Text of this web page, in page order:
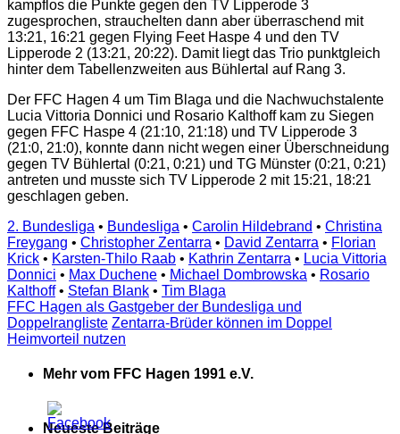
kampflos die Punkte gegen den TV Lipperode 3
zugesprochen, strauchelten dann aber überraschend mit
13:21, 16:21 gegen Flying Feet Haspe 4 und den TV
Lipperode 2 (13:21, 20:22). Damit liegt das Trio punktgleich
hinter dem Tabellenzweiten aus Bühlertal auf Rang 3.
Der FFC Hagen 4 um Tim Blaga und die Nachwuchstalente
Lucia Vittoria Donnici und Rosario Kalthoff kam zu Siegen
gegen FFC Haspe 4 (21:10, 21:18) und TV Lipperode 3
(21:0, 21:0), konnte dann nicht wegen einer Überschneidung
gegen TV Bühlertal (0:21, 0:21) und TG Münster (0:21, 0:21)
antreten und musste sich TV Lipperode 2 mit 15:21, 18:21
geschlagen geben.
2. Bundesliga • Bundesliga • Carolin Hildebrand • Christina
Freygang • Christopher Zentarra • David Zentarra • Florian
Krick • Karsten-Thilo Raab • Kathrin Zentarra • Lucia Vittoria
Donnici • Max Duchene • Michael Dombrowska • Rosario
Kalthoff• Stefan Blank • Tim Blaga
FFC Hagen als Gastgeber der Bundesliga und
Doppelrangliste Zentarra-Brüder können im Doppel
Heimvorteil nutzen
Mehr vom FFC Hagen 1991 e.V.
Neueste Beiträge